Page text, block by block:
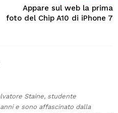
Appare sul web la prima
foto del Chip A10 di iPhone 7
Staine, studente
e sono affascinato dalla